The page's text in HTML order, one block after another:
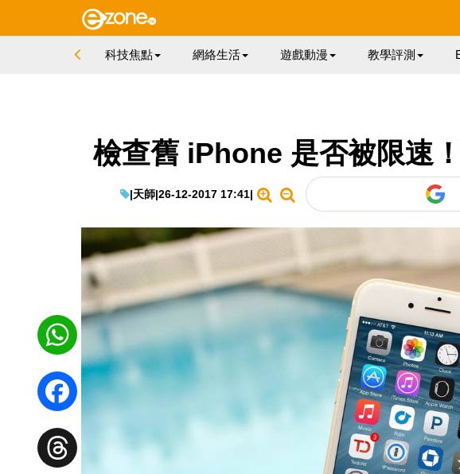
科技焦點 網絡生活 遊戲動漫 教學評測
檢查舊 iPhone 是否被限速
|天師|26-12-2017 17:41|
WhatsApp
Facebook